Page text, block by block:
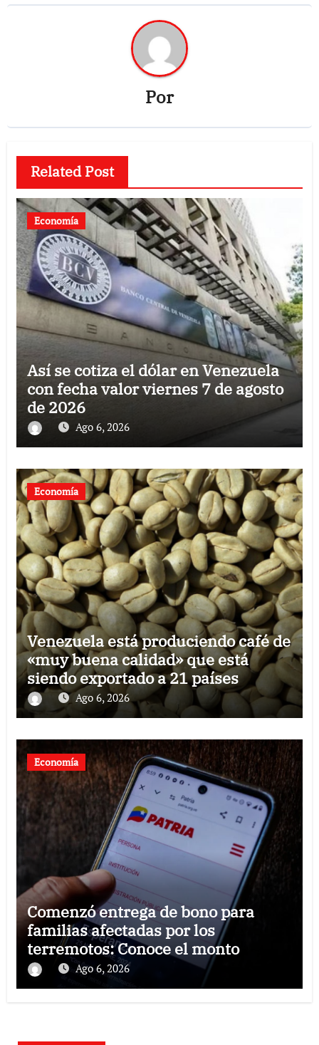
Por
Related Post
Economía
Así se cotiza el dólar en Venezuela
con fecha valor viernes 7 de agosto
de 2026
Ago 6, 2026
Economía
Venezuela está produciendo café de
«muy buena calidad» que está
siendo exportado a 21 países
Ago 6, 2026
Economía
Comenzó entrega de bono para
familias afectadas por los
terremotos: Conoce el monto
Ago 6, 2026